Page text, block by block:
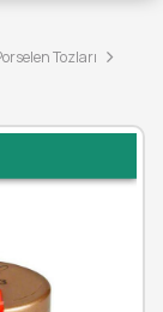
Tozları